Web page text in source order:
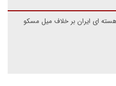
ای ایران بر خلاف میل مسکو